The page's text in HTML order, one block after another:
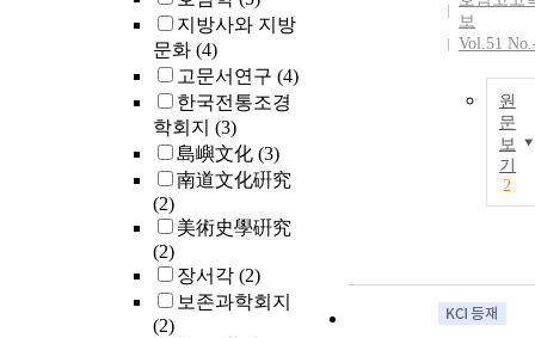
지방사와 지방
문화 (4)
고문서연구 (4)
한국전통조경
학회지 (3)
島嶼文化 (3)
南道文化硏究
(2)
美術史學硏究
(2)
장서각 (2)
보존과학회지
(2)
보
Vol.51
원
문
보
기
2